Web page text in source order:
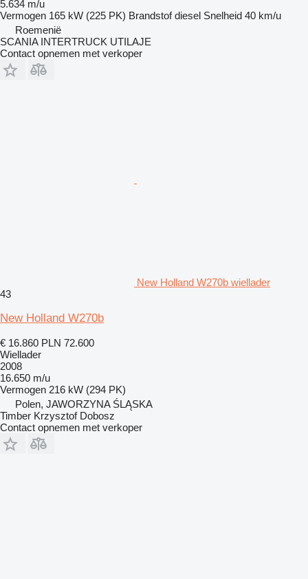
5.634 m/u
Vermogen 165 kW (225 PK) Brandstof diesel Snelheid 40 km/u
Roemenië
SCANIA INTERTRUCK UTILAJE
Contact opnemen met verkoper
New Holland W270b wiellader
43
New Holland W270b
€ 16.860 PLN 72.600
Wiellader
2008
16.650 m/u
Vermogen 216 kW (294 PK)
Polen, JAWORZYNA ŚLĄSKA
Timber Krzysztof Dobosz
Contact opnemen met verkoper